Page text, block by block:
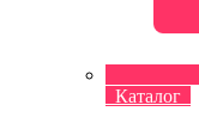
Каталог